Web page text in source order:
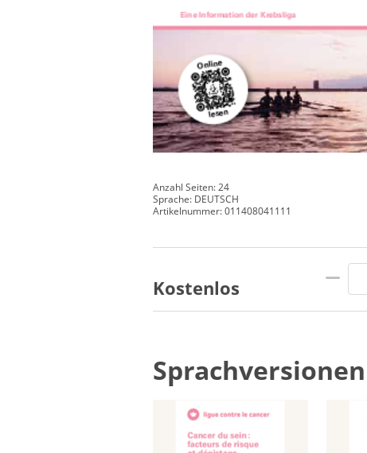
Anzahl Seiten: 24
Sprache: DEUTSCH
Artikelnummer: 011408041111
Kostenlos
Sprachversionen